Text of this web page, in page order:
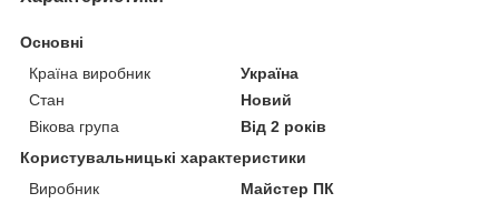
Основні
Країна виробник
Україна
Стан
Новий
Вікова група
Від 2 років
Користувальницькі характеристики
Виробник
Майстер ПК